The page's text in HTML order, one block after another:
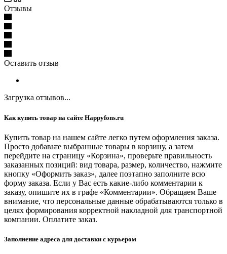
Отзывы
Оставить отзыв
Загрузка отзывов...
Как купить товар на сайте Happyfons.ru
Купить товар на нашем сайте легко путем оформления заказа.
Просто добавьте выбранные товары в корзину, а затем
перейдите на страницу «Корзина», проверьте правильность
заказанных позиций: вид товара, размер, количество, нажмите
кнопку «Оформить заказ», далее поэтапно заполните всю
форму заказа. Если у Вас есть какие-либо комментарии к
заказу, опишите их в графе «Комментарии». Обращаем Ваше
внимание, что персональные данные обрабатываются только в
целях формирования корректной накладной для транспортной
компании. Оплатите заказ.
Заполнение адреса для доставки с курьером